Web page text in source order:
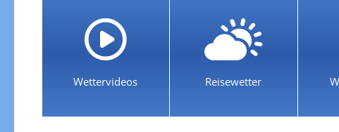
Wettervideos Reisewetter